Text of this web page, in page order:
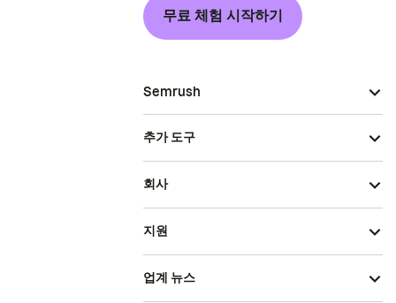
무료 체험 시작하기
Semrush
추가 도구
회사
지원
업계 뉴스